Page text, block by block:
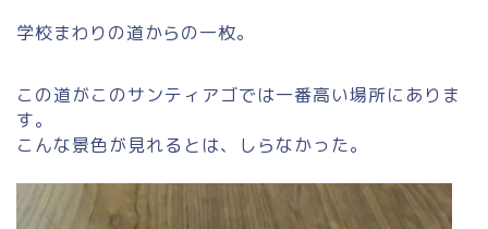
学校まわりの道からの一枚。
この道がこのサンティアゴでは一番高い場所にありま
す。
こんな景色が見れるとは、しらなかった。